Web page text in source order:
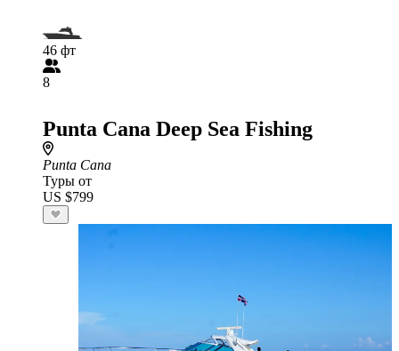
46 фт
8
Punta Cana Deep Sea Fishing
Punta Cana
Туры от
US $799